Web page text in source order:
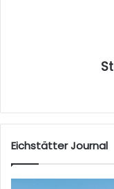
Eichstätter Journal